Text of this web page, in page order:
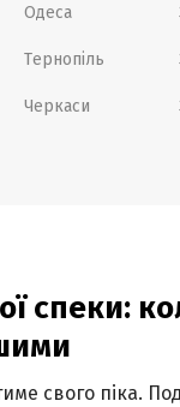
Одеса
Тернопіль
Черкаси
спеки:
свого піка.